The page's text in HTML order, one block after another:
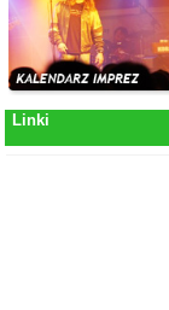
Linki